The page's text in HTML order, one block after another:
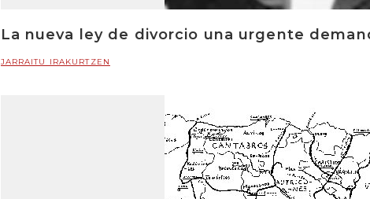
La nueva ley de divorcio una urgente
JARRAITU IRAKURTZEN